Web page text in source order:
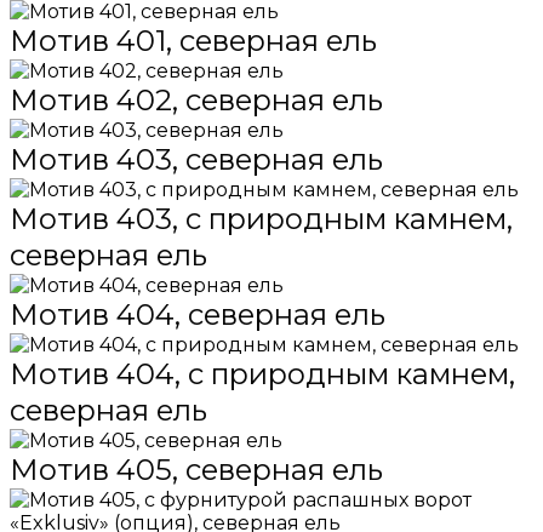
Мотив 401, северная ель
Мотив 402, северная ель
Мотив 403, северная ель
Мотив 403, с природным камнем,
северная ель
Мотив 404, северная ель
Мотив 404, с природным камнем,
северная ель
Мотив 405, северная ель